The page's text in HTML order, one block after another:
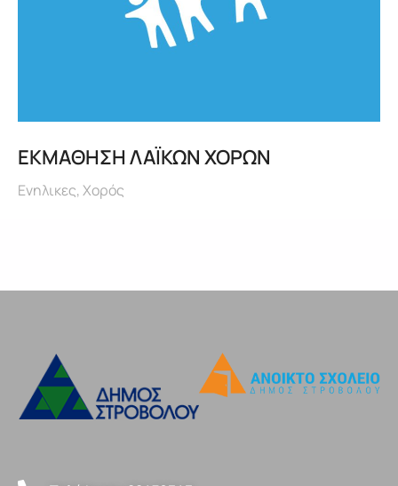
ΕΚΜΑΘΗΣΗ ΛΑΪΚΩΝ ΧΟΡΩΝ
Ενηλικες,Χορός